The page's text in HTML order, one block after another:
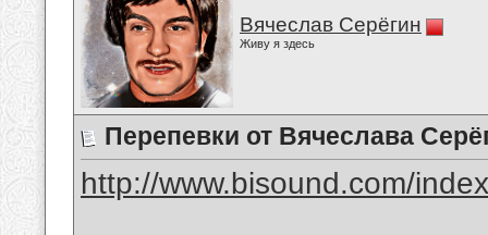
Вячеслав Серёгин
Живу я здесь
Перепевки от Вячеслава
http://www.bisound.com/